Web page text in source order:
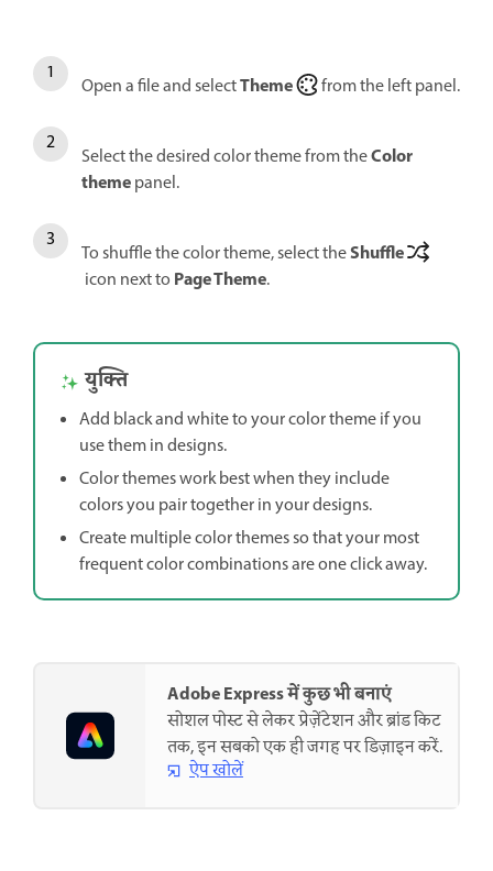
Open a file and selectTheme from the left panel.
Select the desired color theme from theColor
themepanel.
To shuffle the color theme, select theShuffle
icon next to Page Theme.
युक्ति
Add black and white to your color theme if you
use them in designs.
Color themes work best when they include
colors you pair together in your designs.
Create multiple color themes so that your most
frequent color combinations are one click away.
Adobe Express में कुछ भी बनाएं
सोशल पोस्ट से लेकर प्रेज़ेंटेशन और ब्रांड किट
तक, इन सबको एक ही जगह पर डिज़ाइन करें.
ऐप खोलें